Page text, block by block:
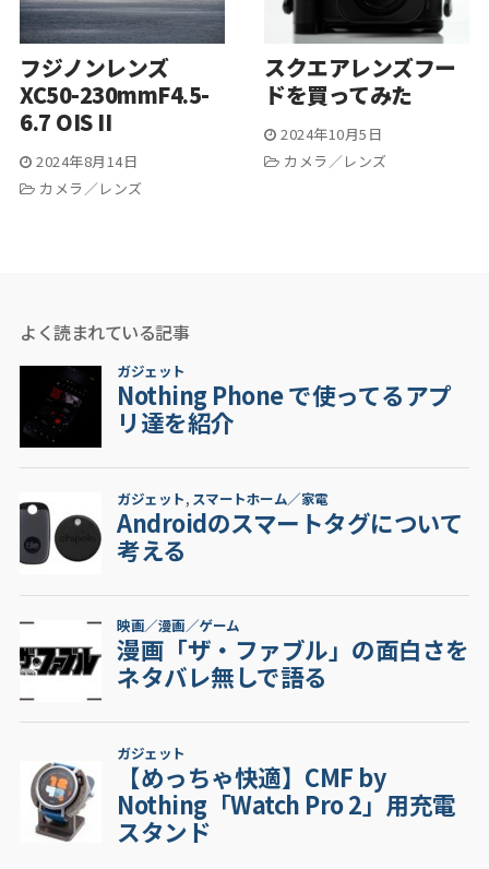
フジノンレンズ
XC50-230mmF4.5-
6.7 OIS II
2024年8月14日
カメラ／レンズ
スクエアレンズフー
ドを買ってみた
2024年10月5日
カメラ／レンズ
よく読まれている記事